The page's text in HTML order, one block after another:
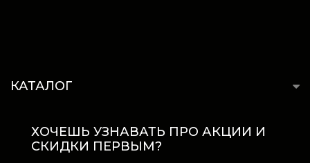
КАТАЛОГ
ХОЧЕШЬ УЗНАВАТЬ ПРО АКЦИИ И
СКИДКИ ПЕРВЫМ?